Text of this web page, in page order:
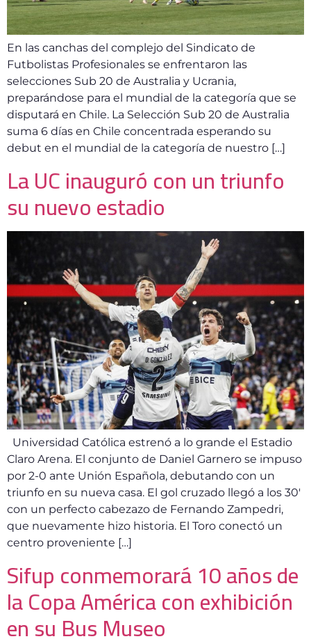
En las canchas del complejo del Sindicato de
Futbolistas Profesionales se enfrentaron las
selecciones Sub 20 de Australia y Ucrania,
preparándose para el mundial de la categoría que se
disputará en Chile. La Selección Sub 20 de Australia
suma 6 días en Chile concentrada esperando su
debut en el mundial de la categoría de nuestro […]
La UC inauguró con un triunfo
su nuevo estadio
Universidad Católica estrenó a lo grande el Estadio
Claro Arena. El conjunto de Daniel Garnero se impuso
por 2-0 ante Unión Española, debutando con un
triunfo en su nueva casa. El gol cruzado llegó a los 30′
con un perfecto cabezazo de Fernando Zampedri,
que nuevamente hizo historia. El Toro conectó un
centro proveniente […]
Sifup conmemorará 10 años de
la Copa América con exhibición
en su Bus Museo